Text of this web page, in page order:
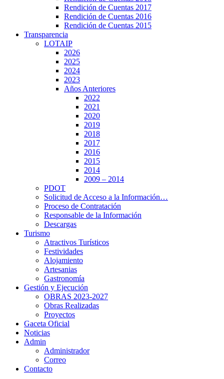
Rendición de Cuentas 2017
Rendición de Cuentas 2016
Rendición de Cuentas 2015
Transparencia
LOTAIP
2026
2025
2024
2023
Años Anteriores
2022
2021
2020
2019
2018
2017
2016
2015
2014
2009 – 2014
PDOT
Solicitud de Acceso a la Información…
Proceso de Contratación
Responsable de la Información
Descargas
Turismo
Atractivos Turísticos
Festividades
Alojamiento
Artesanias
Gastronomía
Gestión y Ejecución
OBRAS 2023-2027
Obras Realizadas
Proyectos
Gaceta Oficial
Noticias
Admin
Administrador
Correo
Contacto